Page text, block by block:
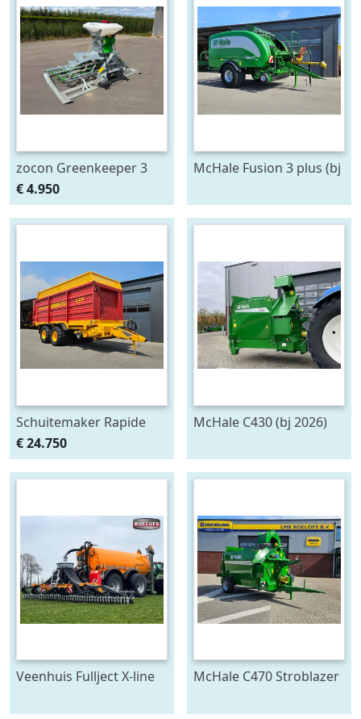
zocon Greenkeeper 3
mtr met Z150 PROF
zaaimachine
€ 4.950
McHale Fusion 3 plus (bj
Schuitemaker Rapide
135
opraapwagen/silagewagen
(bj 2012)
€ 24.750
McHale C430 (bj 2026)
Veenhuis Fullject X-line
McHale C470 Stroblazer